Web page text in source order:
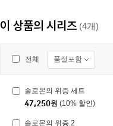
이 상품의 시리즈 (4개)
전체 품절포함
솔로몬의 위증 세트
47,250원 (10% 할인)
솔로몬의 위증 2